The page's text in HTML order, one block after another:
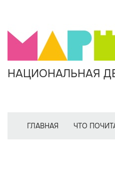
НАЦИОНАЛЬНАЯ
ГЛАВНАЯ ЧТО